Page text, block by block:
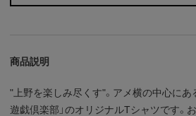
商品説明
"上野を楽しみ尽くす"。アメ横の中心にあ
遊戯倶楽部」のオリジナルTシャツです。